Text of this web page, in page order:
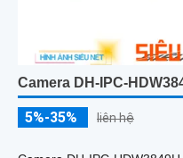
Camera DH-IPC-
5%-35% liên hệ